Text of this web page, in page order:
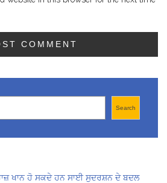
Search
ਖਾਨ ਹੋ ਸਕਦੇ ਹਨ ਸਾਈ ਸੁਦਰਸ਼ਨ ਦੇ ਬਦਲ